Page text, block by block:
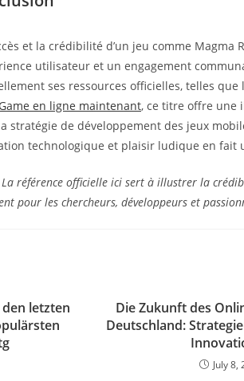
et la crédibilité d’un jeu comme
utilisateur et un engagement
ses ressources officielles, telles que
en ligne maintenant, ce titre offre une
stratégie de développement des jeux
technologique et plaisir ludique en fait
référence officielle ici sert à illustrer la
pour les chercheurs, développeurs et
letzten
Die Zukunft des
Deutschland:
July 8,